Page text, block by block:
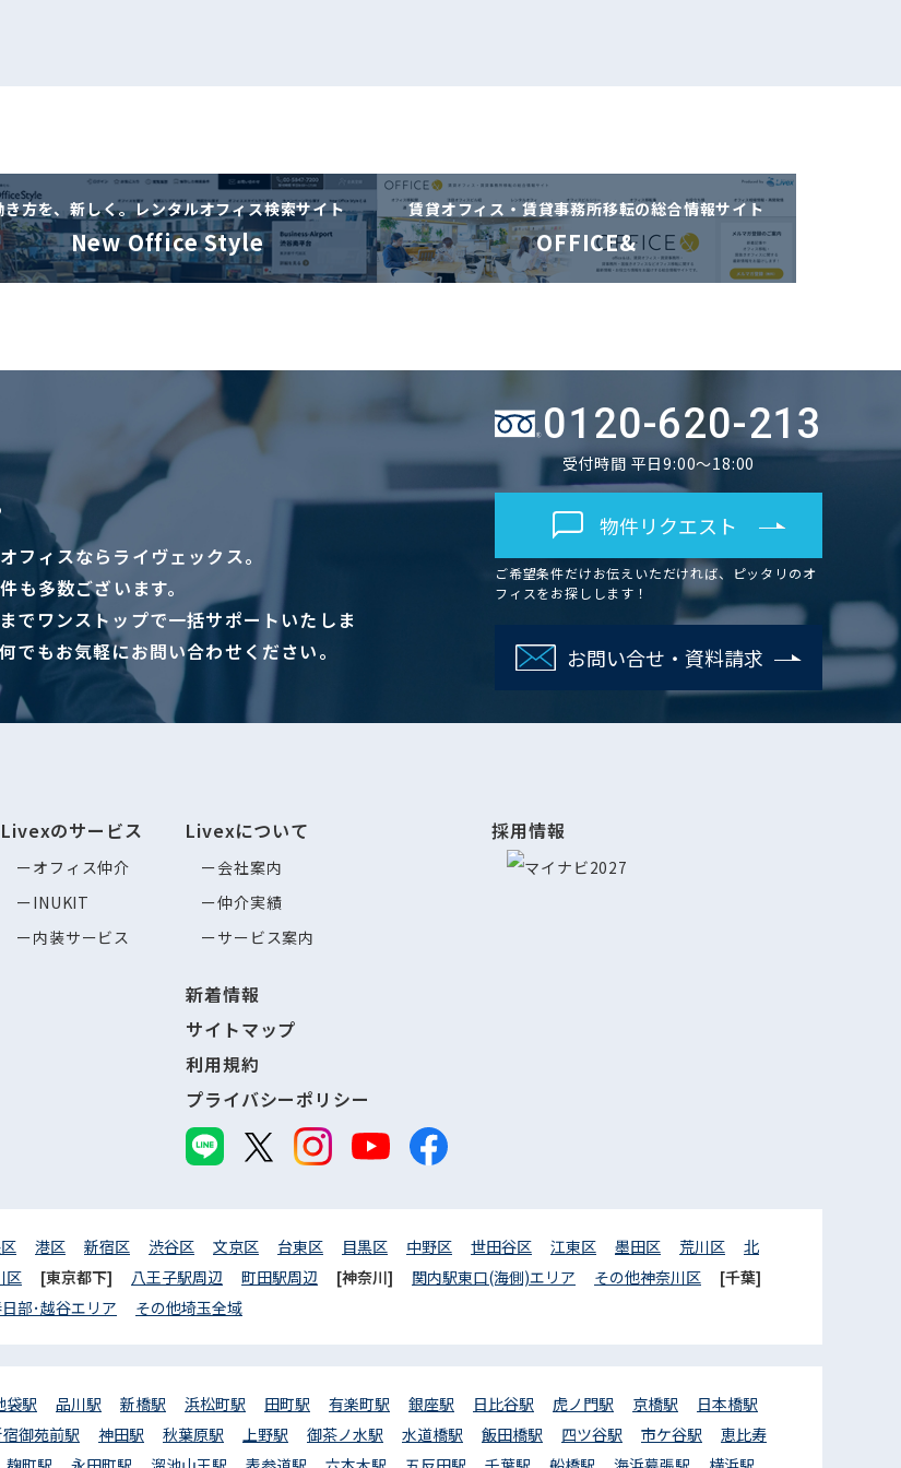
き方を、新しく。レンタルオフィス検索サイト
New Office Style
賃貸オフィス・賃貸事務所移転の総合情報サイト
OFFICE&
フィスならライヴェックス。
多数ございます。
でワンストップで一括サポートいたしま
もお気軽にお問い合わせください。
0120-620-213
受付時間 平日9:00～18:00
物件リクエスト
ご希望条件だけお伝えいただければ、ピッタリのオ
フィスをお探しします！
お問い合せ・資料請求
Livexのサービス
オフィス仲介
INUKIT
内装サービス
Livexについて
会社案内
仲介実績
サービス案内
新着情報
サイトマップ
利用規約
プライバシーポリシー
採用情報
港区 新宿区 渋谷区 文京区 台東区 目黒区 中野区 世田谷区 江東区 墨田区 荒川区
北
区 [東京都下] 八王子駅周辺 町田駅周辺 [神奈川] 関内駅東口(海側)エリア その他神奈川区
[千葉]
部･越谷エリア その他埼玉全域
袋駅 品川駅 新橋駅 浜松町駅 田町駅 有楽町駅 銀座駅 日比谷駅 虎ノ門駅 京橋駅
日本橋駅
御苑前駅 神田駅 秋葉原駅 上野駅 御茶ノ水駅 水道橋駅 飯田橋駅 四ツ谷駅 市ケ谷駅
恵比寿